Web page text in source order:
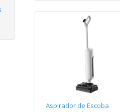
Aspirador de Escoba